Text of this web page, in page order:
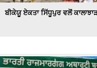
ਬੀਕੇਯੂ ਏਕਤਾ ਸਿੱਧੂਪੁਰ ਵਲੋਂ